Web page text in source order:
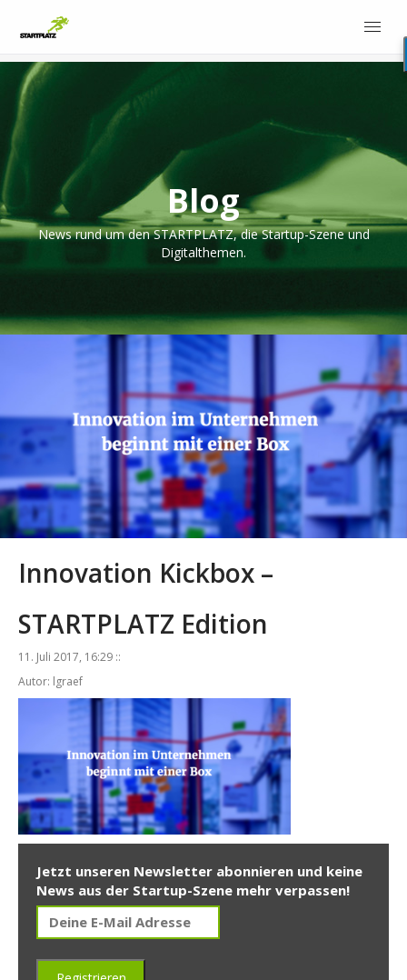
Blog
News rund um den STARTPLATZ, die Startup-Szene und
Digitalthemen.
Innovation Kickbox –
STARTPLATZ Edition
11. Juli 2017, 16:29 ::
Autor: lgraef
Jetzt unseren Newsletter abonnieren und keine
News aus der Startup-Szene mehr verpassen!